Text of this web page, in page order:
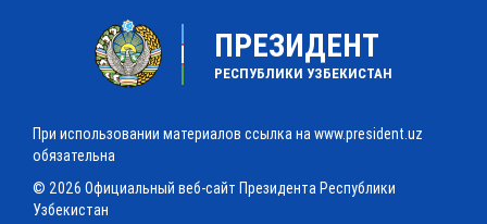
ПРЕЗИДЕНТ
РЕСПУБЛИКИ УЗБЕКИСТАН
При использовании материалов ссылка на www.president.uz
обязательна
© 2026 Официальный веб-сайт Президента Республики
Узбекистан